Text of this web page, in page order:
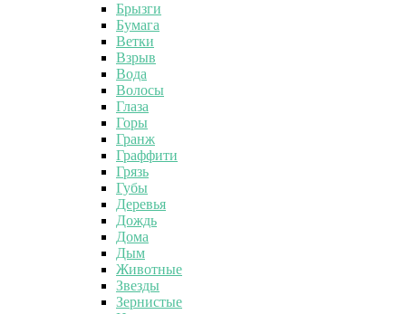
Брызги
Бумага
Ветки
Взрыв
Вода
Волосы
Глаза
Горы
Гранж
Граффити
Грязь
Губы
Деревья
Дождь
Дома
Дым
Животные
Звезды
Зернистые